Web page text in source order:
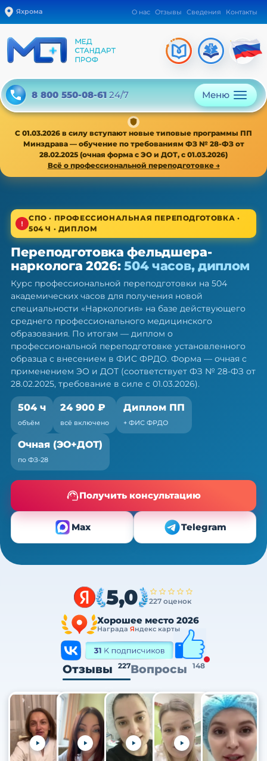
Яхрома О нас Отзывы Сведения Контакты
8 800 550-08-61 24/7 Меню
С 01.03.2026 в силу вступают новые типовые программы ПП
Минздрава — обучение по требованиям ФЗ № 28-ФЗ от
28.02.2025 (очная форма с ЭО и ДОТ, с 01.03.2026)
Всё о профессиональной переподготовке →
СПО · новая типовая программа ПП с 01.03.2026
Переподготовка фельдшера-
нарколога — ПП, 504 ч
Диплом о профессиональной переподготовке.
Очная форма с ЭО и ДОТ, без отрыва от работы
СПО · ПРОФЕССИОНАЛЬНАЯ ПЕРЕПОДГОТОВКА ·
504 Ч · ДИПЛОМ
Переподготовка фельдшера-
нарколога 2026:504 часов, диплом
Курс профессиональной переподготовки на 504
академических часов для получения новой
специальности «Наркология» на базе действующего
среднего профессионального медицинского
образования. По итогам — диплом о
профессиональной переподготовке установленного
образца с внесением в ФИС ФРДО. Форма — очная с
применением ЭО и ДОТ (соответствует ФЗ № 28-ФЗ от
28.02.2025, требование в силе с 01.03.2026).
504 ч
объём
24 900 ₽
всё включено
Диплом ПП
+ ФИС ФРДО
Очная (ЭО+ДОТ)
по ФЗ-28
Получить консультацию
Max Telegram
5,0 227 оценок
Хорошее место 2026
Награда Яндекс карты
Отзывы 227Вопросы 148